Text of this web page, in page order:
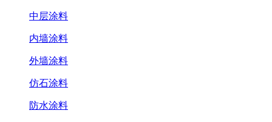
中层涂料
内墙涂料
外墙涂料
仿石涂料
防水涂料